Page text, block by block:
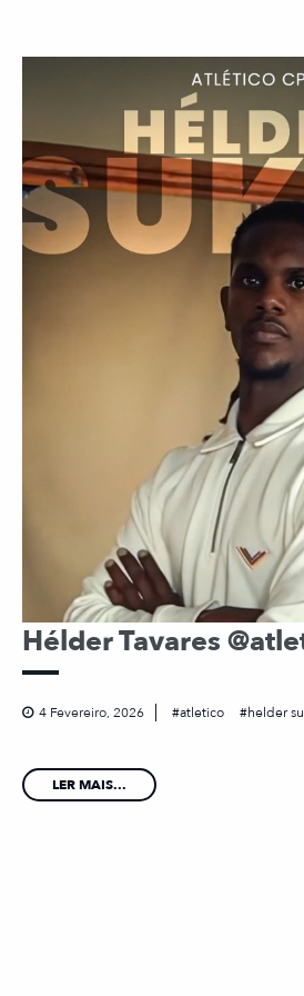
Hélder Tavares
4 Fevereiro, 2026 atletico helder
LER MAIS...